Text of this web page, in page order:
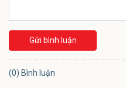
Gửi bình luận
(0) Bình luận